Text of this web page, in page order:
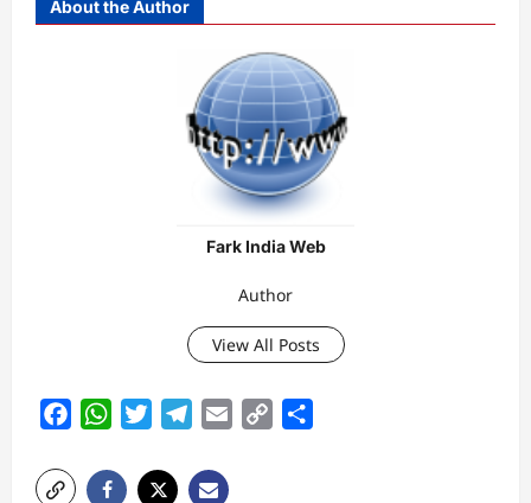
About the Author
Fark India Web
Author
View All Posts
FacebookWhatsAppTwitterTelegram
Email
Copy